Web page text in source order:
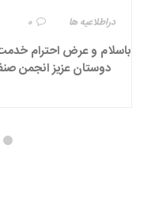
اطلاعیه ها
باسلام و عرض
دوستان